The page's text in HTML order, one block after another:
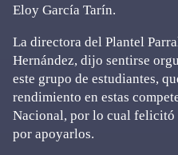
Eloy García Tarín.
La directora del Plantel
Hernández, dijo sentirse
este grupo de estudiantes,
rendimiento en estas
Nacional, por lo cual felicitó
por apoyarlos.